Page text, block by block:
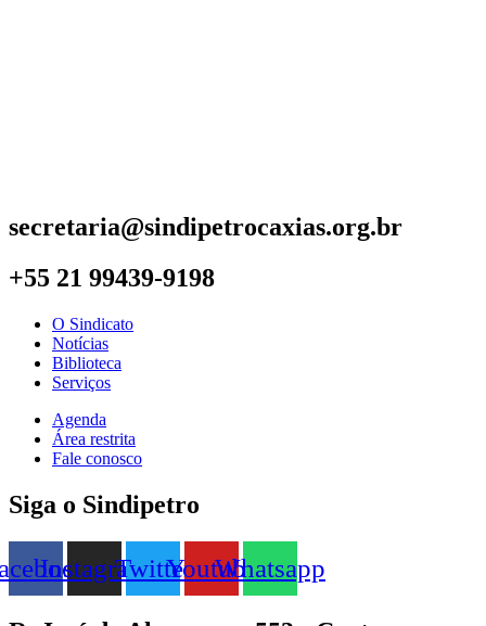
secretaria@sindipetrocaxias.org.br
+55 21 99439-9198
O Sindicato
Notícias
Biblioteca
Serviços
Agenda
Área restrita
Fale conosco
Siga o Sindipetro
InstagramTwitterYoutubeWhatsapp